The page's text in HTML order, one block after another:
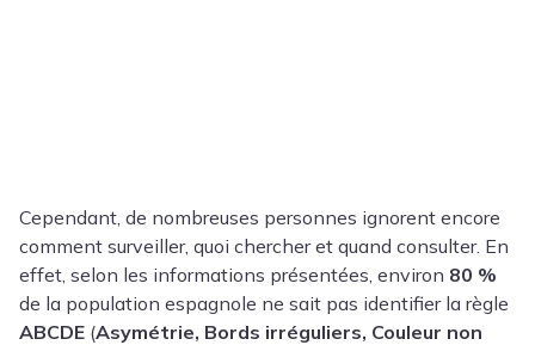
Cependant, de nombreuses personnes ignorent encore
comment surveiller, quoi chercher et quand consulter. En
effet, selon les informations présentées, environ 80 %
de la population espagnole ne sait pas identifier la règle
ABCDE (Asymétrie, Bords irréguliers, Couleur non